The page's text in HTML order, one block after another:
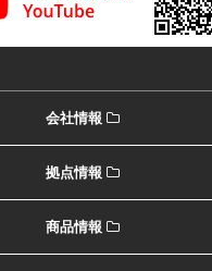
会社情報
拠点情報
商品情報